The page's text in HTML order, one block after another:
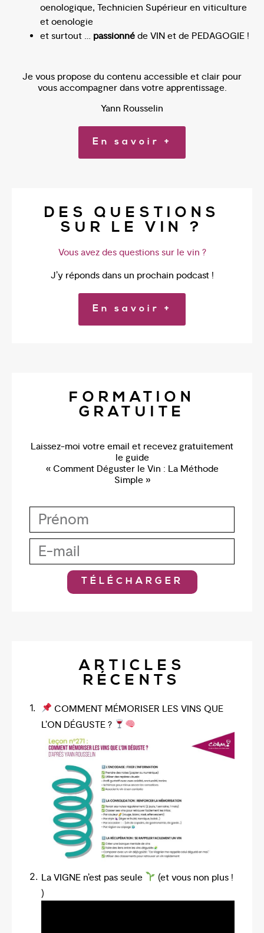
oenologique, Technicien Supérieur en viticulture
et oenologie
et surtout … passionné de VIN et de PEDAGOGIE !
Je vous propose du contenu accessible et clair pour
vous accompagner dans votre apprentissage.
Yann Rousselin
En savoir +
DES QUESTIONS
SUR LE VIN ?
Vous avez des questions sur le vin ?
J’y réponds dans un prochain podcast !
En savoir +
FORMATION
GRATUITE
Laissez-moi votre email et recevez gratuitement
le guide
« Comment Déguster le Vin : La Méthode
Simple »
TÉLÉCHARGER
ARTICLES
RÉCENTS
COMMENT MÉMORISER LES VINS QUE
L’ON DÉGUSTE ?
La VIGNE n’est pas seule
(et vous non plus !
)